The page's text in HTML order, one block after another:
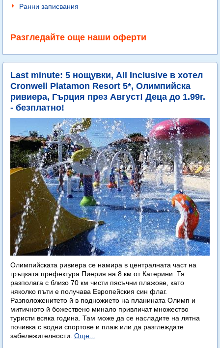
Ранни записвания
Разгледайте още наши оферти
Last minute: 5 нощувки, All Inclusive в хотел
Cronwell Platamon Resort 5*, Олимпийска
ривиера, Гърция през Август! Деца до 1.99г.
- безплатно!
Олимпийската ривиера се намира в централната част на
гръцката префектура Пиерия на 8 км от Катерини. Тя
разполага с близо 70 км чисти пясъчни плажове, като
няколко пъти е получава Европейския син флаг.
Разположенитето й в подножието на планината Олимп и
митичното й божествено минало привличат множество
туристи всяка година. Там може да се насладите на лятна
почивка с водни спортове и плаж или да разглеждате
забележителности. Още...